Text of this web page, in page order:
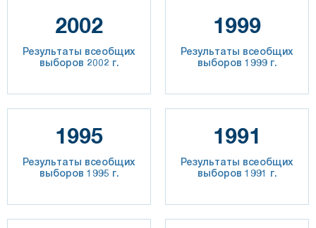
2002
Результаты всеобщих
выборов 2002 г.
1999
Результаты всеобщих
выборов 1999 г.
1995
Результаты всеобщих
выборов 1995 г.
1991
Результаты всеобщих
выборов 1991 г.